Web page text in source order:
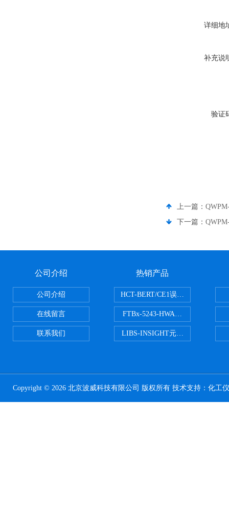
详细地
补充说
验证
上一篇：
下一篇：
公司介绍
公司介绍
在线留言
联系我们
热销产品
HCT-BERT/CE1误码测试仪
FTBx-5243-HWA光谱分析仪
LIBS-INSIGHT元素光谱分析仪
Copyright © 2026 北京波威科技有限公司 版权所有 技术支持： 化工